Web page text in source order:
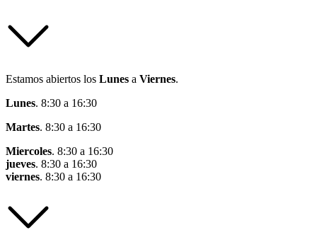
Estamos abiertos los Lunes a Viernes.
Lunes. 8:30 a 16:30
Martes. 8:30 a 16:30
Miercoles. 8:30 a 16:30
jueves. 8:30 a 16:30
viernes. 8:30 a 16:30